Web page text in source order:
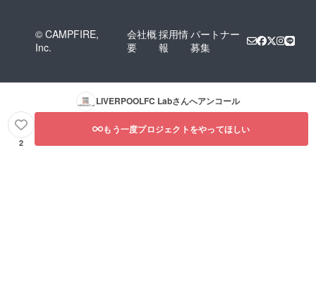
© CAMPFIRE,
Inc.
会社概
要
採用情
報
パートナー
募集
LIVERPOOLFC Labさんへアンコール
2
もう一度プロジェクトをやってほしい